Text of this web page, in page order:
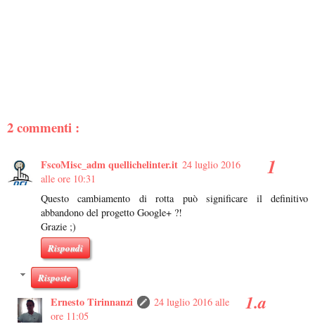
2 commenti :
FscoMisc_adm quellichelinter.it 24 luglio 2016
alle ore 10:31
Questo cambiamento di rotta può significare il definitivo
abbandono del progetto Google+ ?!
Grazie ;)
Rispondi
Risposte
Ernesto Tirinnanzi
24 luglio 2016 alle
ore 11:05